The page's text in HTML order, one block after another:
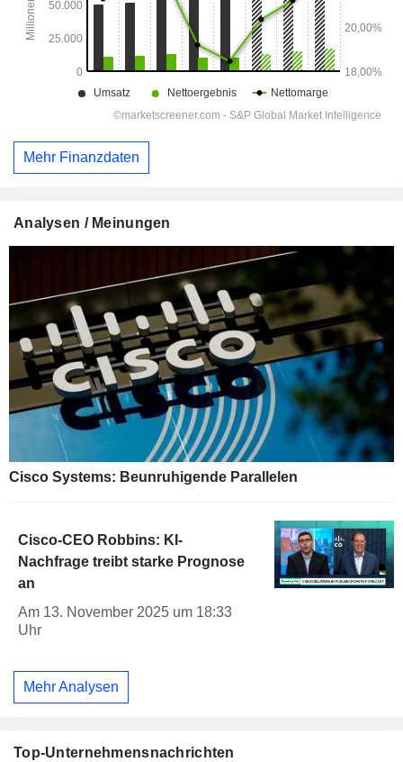
Mehr Finanzdaten
Analysen / Meinungen
Cisco Systems: Beunruhigende Parallelen
Cisco-CEO Robbins: KI-
Nachfrage treibt starke Prognose
an
Am 13. November 2025 um 18:33
Uhr
Mehr Analysen
Top-Unternehmensnachrichten